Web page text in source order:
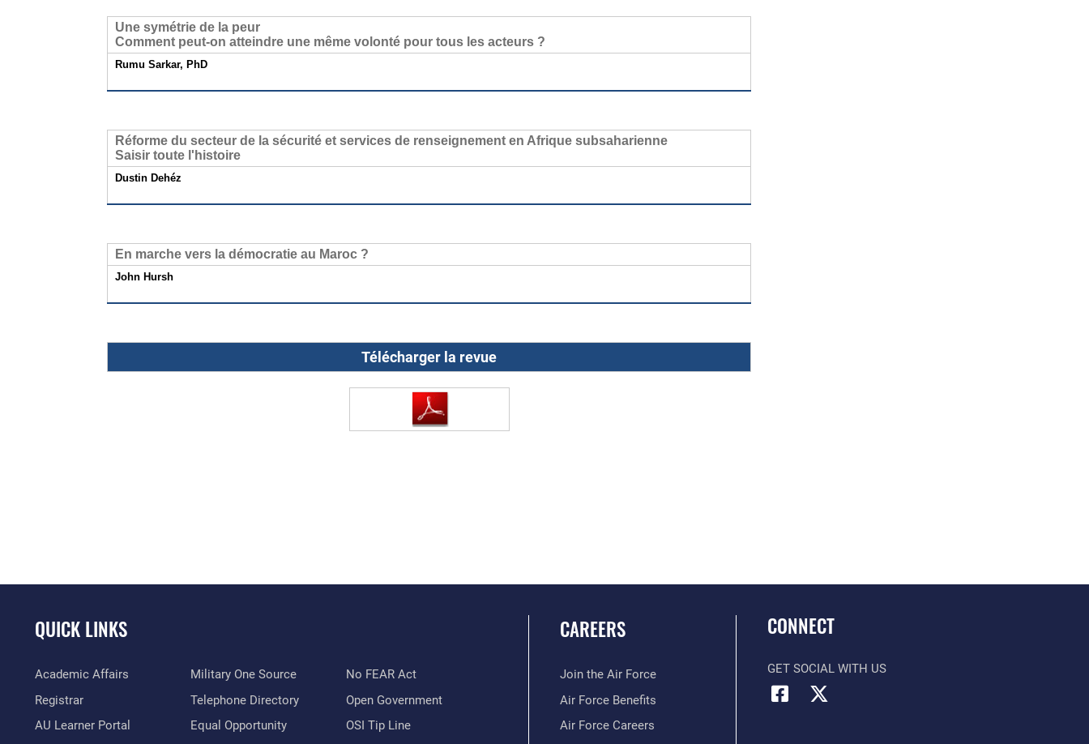
Une symétrie de la peur
Comment peut-on atteindre une même volonté pour tous les acteurs ?
Rumu Sarkar, PhD
Réforme du secteur de la sécurité et services de renseignement en Afrique subsaharienne
Saisir toute l'histoire
Dustin Dehéz
En marche vers la démocratie au Maroc ?
John Hursh
Télécharger la revue
QUICK LINKS
Academic Affairs
Registrar
AU Learner Portal
Military One Source
Telephone Directory
Equal Opportunity
No FEAR Act
Open Government
OSI Tip Line
CAREERS
Join the Air Force
Air Force Benefits
Air Force Careers
CONNECT
GET SOCIAL WITH US